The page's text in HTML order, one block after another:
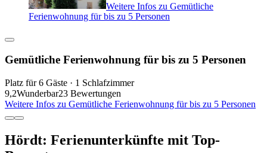
Weitere Infos zu Gemütliche
Ferienwohnung für bis zu 5 Personen
Gemütliche Ferienwohnung für bis zu 5 Personen
Platz für 6 Gäste · 1 Schlafzimmer
9,2Wunderbar23 Bewertungen
Weitere Infos zu Gemütliche Ferienwohnung für bis zu 5 Personen
Hördt: Ferienunterkünfte mit Top-